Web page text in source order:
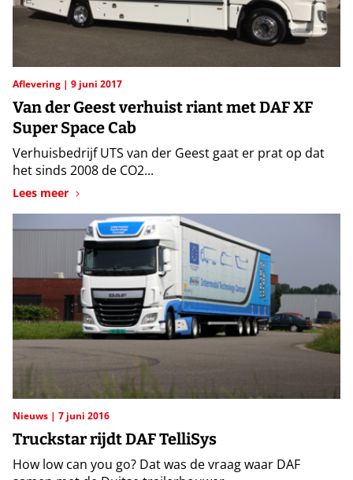
Aflevering 9 juni 2017
Van der Geest verhuist riant met DAF XF
Super Space Cab
Verhuisbedrijf UTS van der Geest gaat er prat op dat
het sinds 2008 de CO2...
Lees meer
Nieuws 7 juni 2016
Truckstar rijdt DAF TelliSys
How low can you go? Dat was de vraag waar DAF